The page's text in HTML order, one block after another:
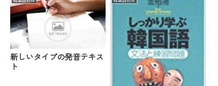
新しいタイプの発音テキス
ト